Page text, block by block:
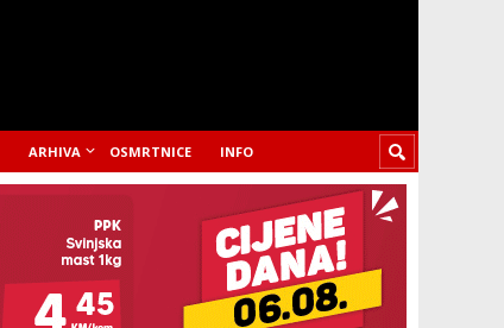
ARHIVA OSMRTNICE INFO